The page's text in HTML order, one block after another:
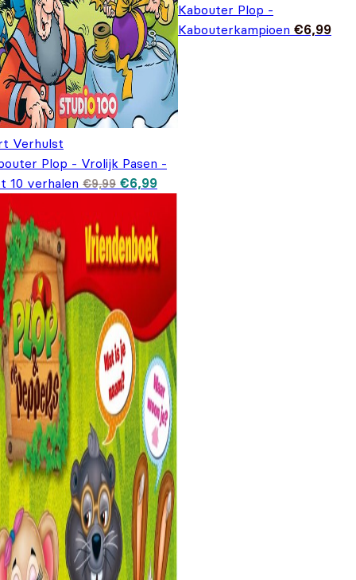
Verhulst
Plop - Vrolijk Pasen -
10 verhalen €9,99 Oorspronkelijke prijs was: €9,99.
€6,99Huidige prijs is: €6,99.
Kabouter Plop -
Kabouterkampioen €6,99